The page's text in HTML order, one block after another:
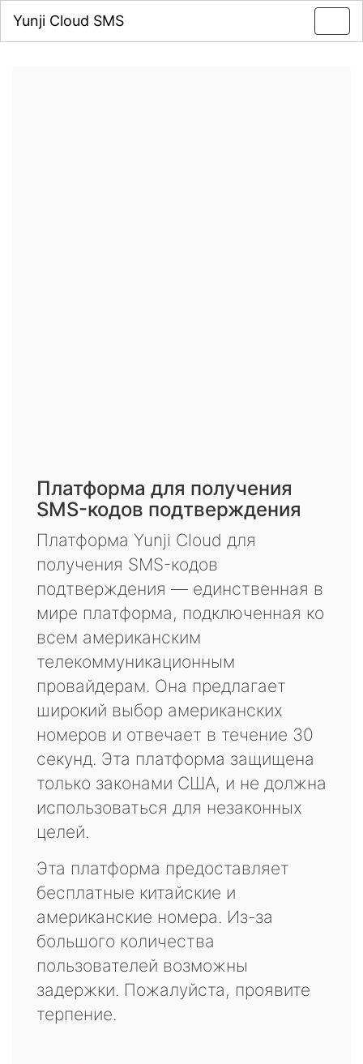
Yunji Cloud SMS
Платформа для получения
SMS-кодов подтверждения
Платформа Yunji Cloud для
получения SMS-кодов
подтверждения — единственная в
мире платформа, подключенная ко
всем американским
телекоммуникационным
провайдерам. Она предлагает
широкий выбор американских
номеров и отвечает в течение 30
секунд. Эта платформа защищена
только законами США, и не должна
использоваться для незаконных
целей.
Эта платформа предоставляет
бесплатные китайские и
американские номера. Из-за
большого количества
пользователей возможны
задержки. Пожалуйста, проявите
терпение.